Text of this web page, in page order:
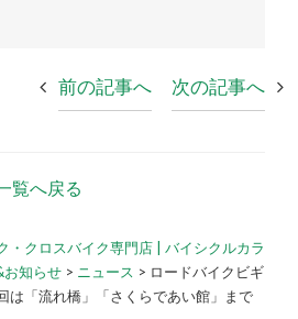
前の記事へ 次の記事へ
覧へ戻る
・クロスバイク専門店 | バイシクルカラ
お知らせ > ニュース > ロードバイクビギ
は「流れ橋」「さくらであい館」まで